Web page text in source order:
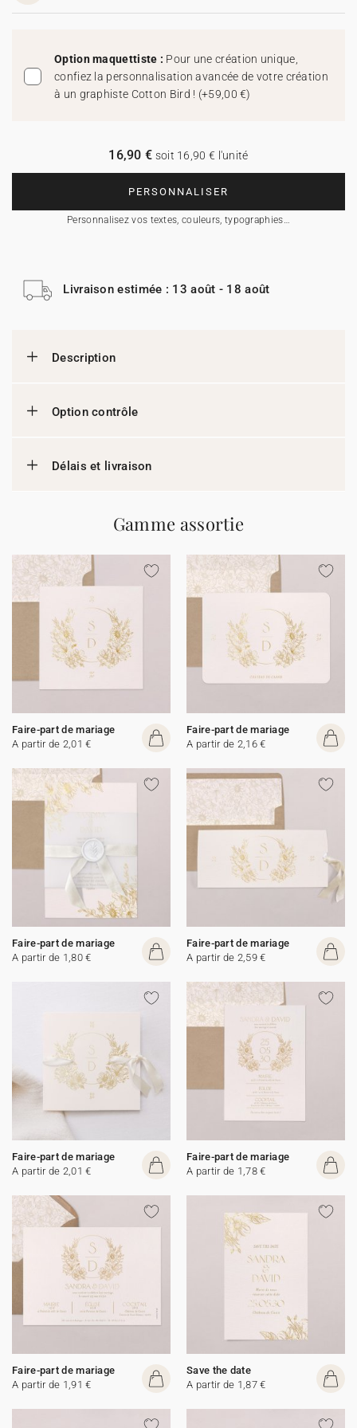
Option maquettiste : Pour une création unique,
confiez la personnalisation avancée de votre création
à un graphiste Cotton Bird ! (+59,00 €)
PERSONNALISER
Personnalisez vos textes, couleurs, typographies…
16,90 € soit 16,90 € l'unité
Livraison estimée : 13 août - 18 août
Description
Option contrôle
Délais et livraison
Gamme assortie
Faire-part de mariage
A partir de 2,01 €
Faire-part de mariage
A partir de 2,16 €
Faire-part de mariage
A partir de 1,80 €
Faire-part de mariage
A partir de 2,59 €
Faire-part de mariage
A partir de 2,01 €
Faire-part de mariage
A partir de 1,78 €
Faire-part de mariage
A partir de 1,91 €
Save the date
A partir de 1,87 €